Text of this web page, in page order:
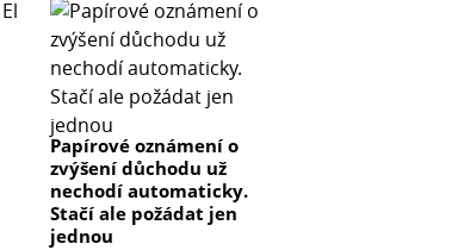
Papírové oznámení o
zvýšení důchodu už
nechodí automaticky.
Stačí ale požádat jen
jednou